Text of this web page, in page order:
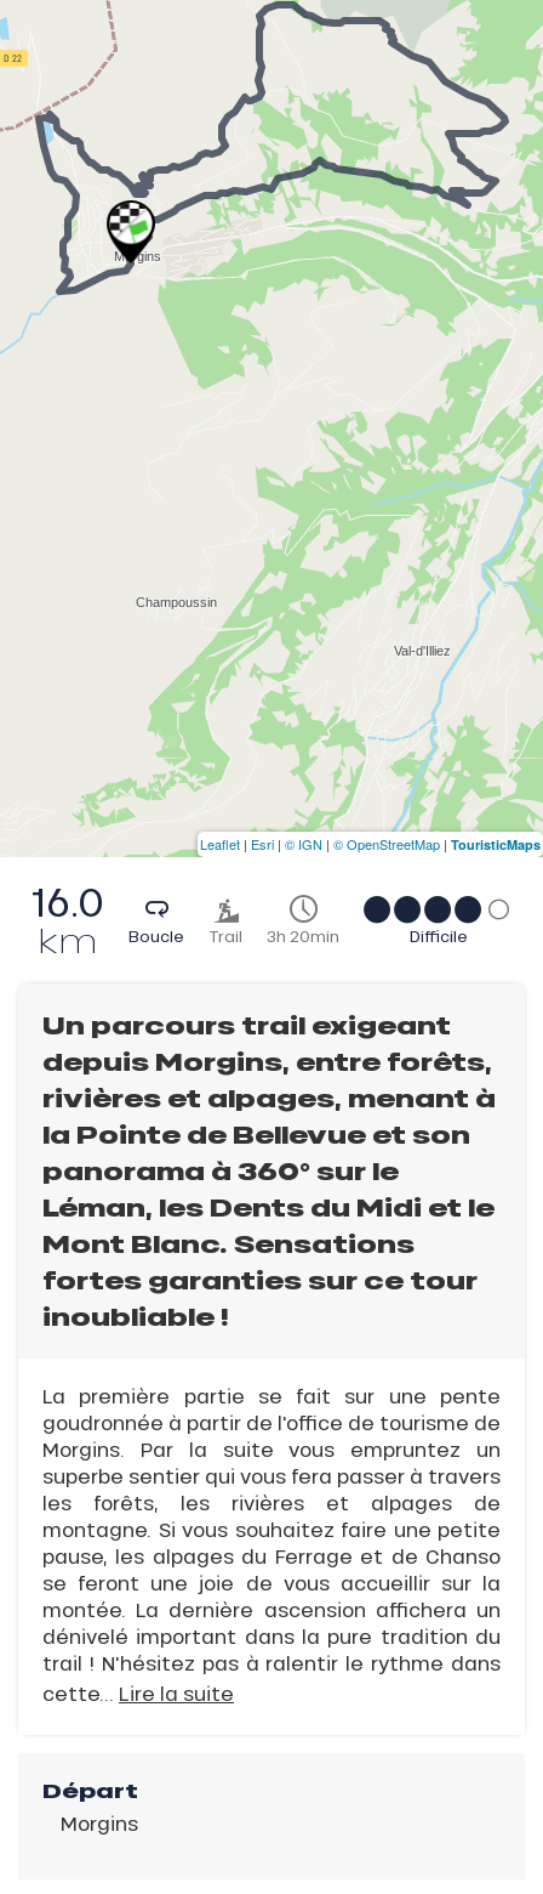
16.0
km Boucle Trail 3h 20min Difficile
Un parcours trail exigeant
depuis Morgins, entre forêts,
rivières et alpages, menant à
la Pointe de Bellevue et son
panorama à 360° sur le
Léman, les Dents du Midi et le
Mont Blanc. Sensations
fortes garanties sur ce tour
inoubliable !
La première partie se fait sur une pente
goudronnée à partir de l'office de tourisme de
Morgins. Par la suite vous empruntez un
superbe sentier qui vous fera passer à travers
les forêts, les rivières et alpages de
montagne. Si vous souhaitez faire une petite
pause, les alpages du Ferrage et de Chanso
se feront une joie de vous accueillir sur la
montée. La dernière ascension affichera un
dénivelé important dans la pure tradition du
trail ! N'hésitez pas à ralentir le rythme dans
cette... Lire la suite
Départ
Morgins
Leaflet | Esri | © IGN | © OpenStreetMap | TouristicMaps